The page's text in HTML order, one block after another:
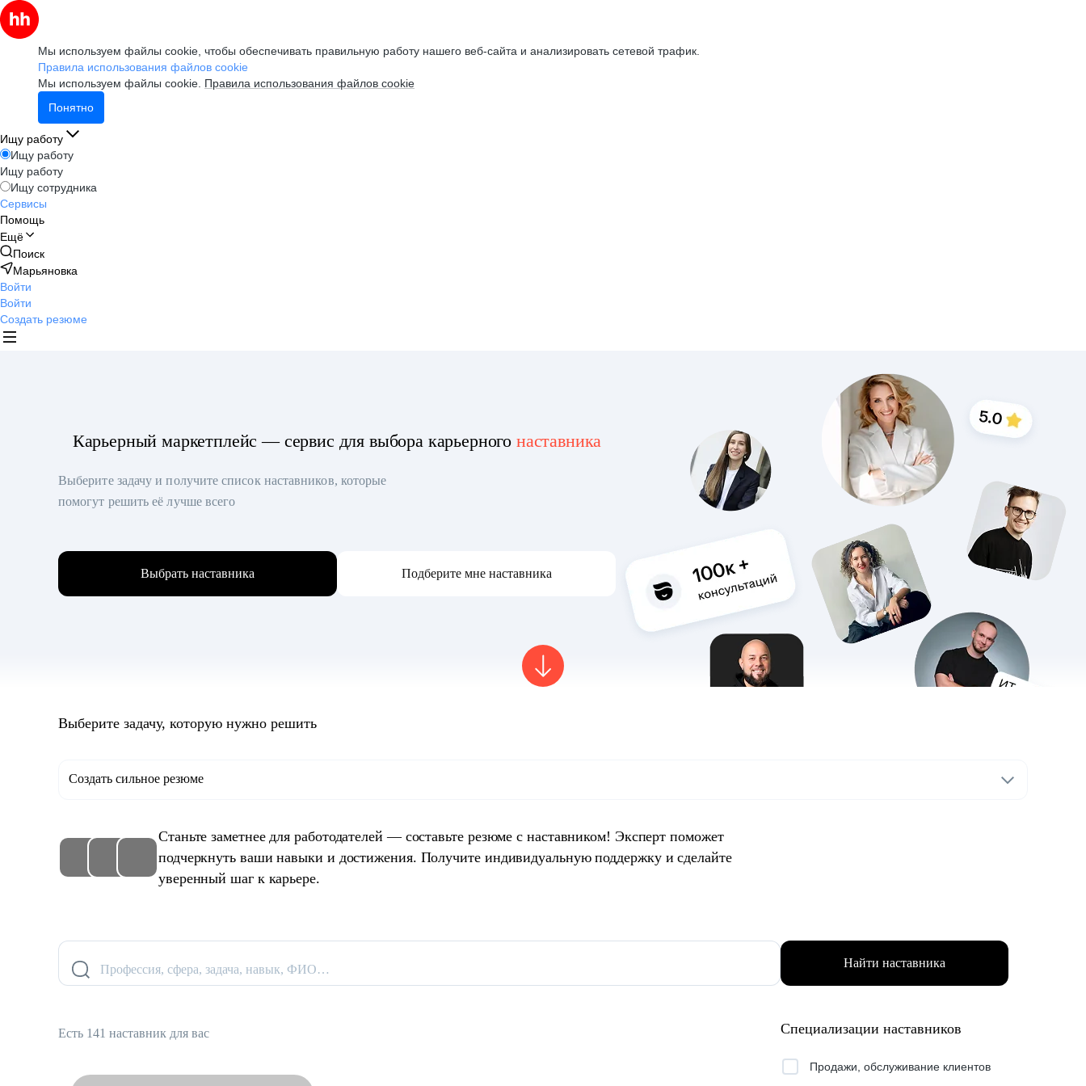
Мы используем файлы cookie, чтобы обеспечивать правильную работу нашего веб-сайта и анализировать сетевой трафик.
Правила использования файлов cookie
Мы используем файлы cookie. Правила использования файлов cookie
Понятно
Ищу работу
Ищу работу
Ищу работу
Ищу сотрудника
Сервисы
Помощь
Ещё
Поиск
Марьяновка
Войти
Войти
Создать резюме
Карьерный маркетплейс — сервис для выбора карьерного наставника
Выберите задачу и получите список наставников, которые
помогут решить её лучше всего
Выбрать наставника Подберите мне наставника
Выберите задачу, которую нужно решить
Создать сильное резюме
Станьте заметнее для работодателей — составьте резюме с наставником! Эксперт поможет
подчеркнуть ваши навыки и достижения. Получите индивидуальную поддержку и сделайте
уверенный шаг к карьере.
Профессия, сфера, задача, навык, ФИО… Найти наставника
Есть 141 наставник для вас Специализации наставников
Продажи, обслуживание клиентов